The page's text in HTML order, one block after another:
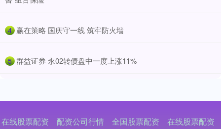
4 ​赢在策略 国庆守一线 筑牢防火墙
5 ​群益证券 永02转债盘中一度上涨11%
在线股票配资
配资公司行情
全国股票配资
在线股票配资